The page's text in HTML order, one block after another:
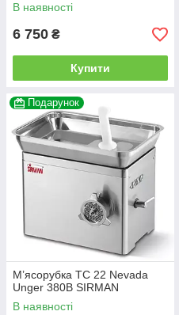
В наявності
6 750 ₴
Купити
Подарунок
М’ясорубка TC 22 Nevada
Unger 380В SIRMAN
В наявності